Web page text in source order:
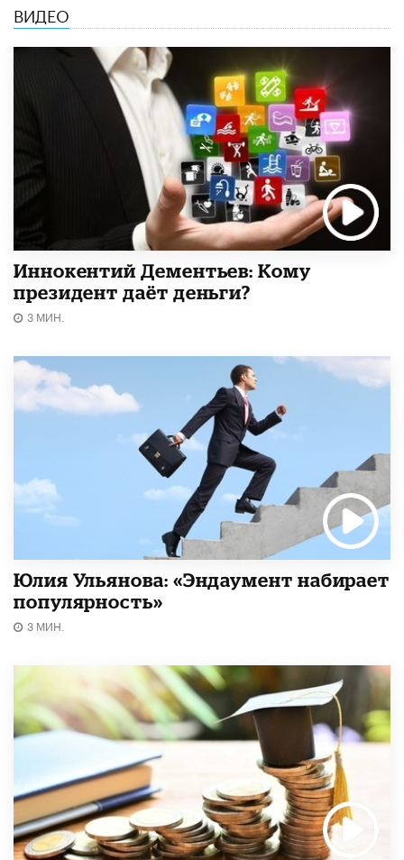
ВИДЕО
Иннокентий Дементьев: Кому
президент даёт деньги?
3 МИН.
Юлия Ульянова: «Эндаумент набирает
популярность»
3 МИН.